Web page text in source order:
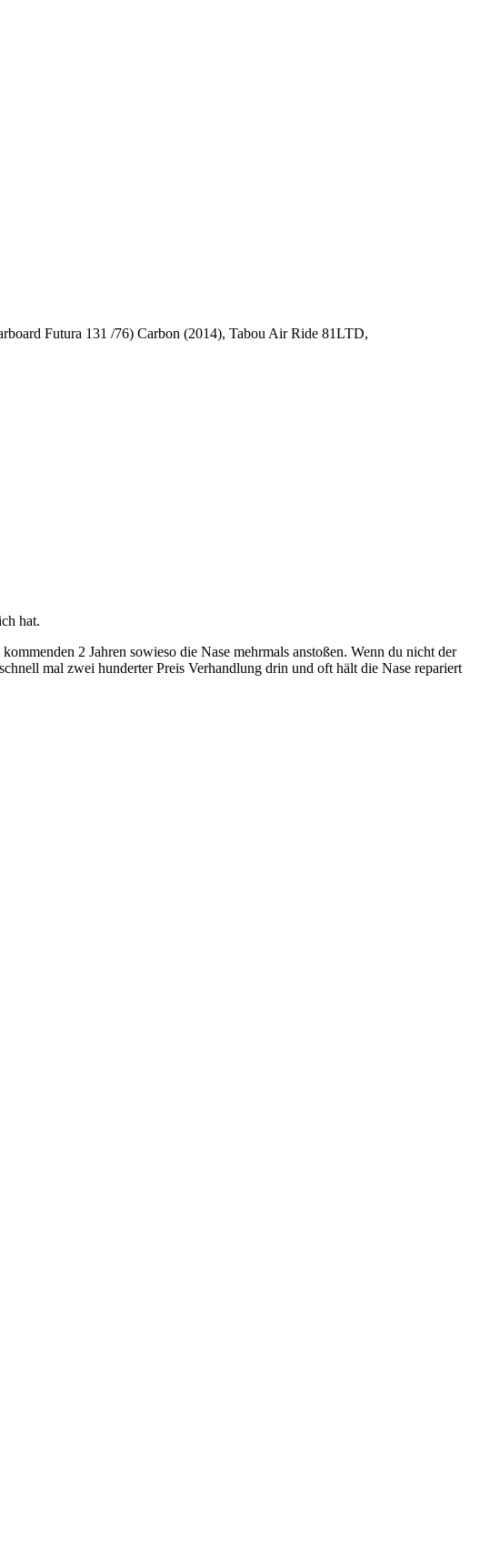
Futura 131 /76) Carbon (2014), Tabou Air Ride 81LTD,
hat.
2 Jahren sowieso die Nase mehrmals anstoßen. Wenn du nicht der
mal zwei hunderter Preis Verhandlung drin und oft hält die Nase repariert